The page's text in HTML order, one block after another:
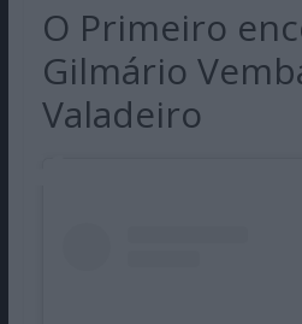
O Primeiro
Gilmário
Valadeiro